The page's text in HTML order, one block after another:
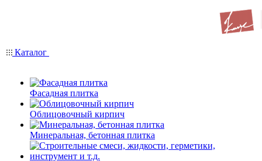
Каталог
Фасадная плитка
Облицовочный кирпич
Минеральная, бетонная плитка